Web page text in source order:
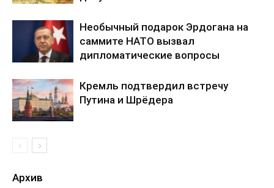
Необычный подарок Эрдогана на
саммите НАТО вызвал
дипломатические вопросы
Кремль подтвердил встречу
Путина и Шрёдера
Архив